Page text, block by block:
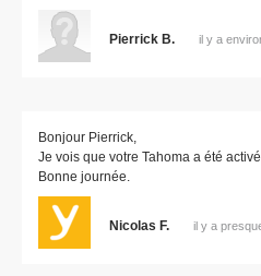
Pierrick B. il y a
Bonjour Pierrick,
Je vois que votre Tahoma a été
Bonne journée.
Nicolas F. il y a